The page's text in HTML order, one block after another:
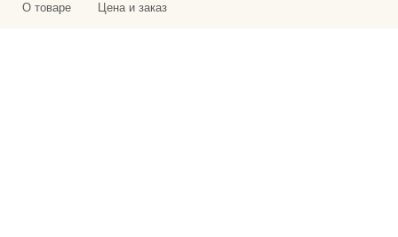
О товаре Цена и заказ